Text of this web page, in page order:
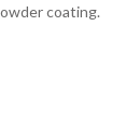
coating.